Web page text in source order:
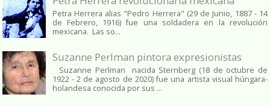
Petra Herrera alias "Pedro Herrera" (29 de Junio, 1887 - 14
de Febrero, 1916) fue una soldadera en la revolución
mexicana. Las so...
Suzanne Perlman pintora expresionistas
Suzanne Perlman nacida Sternberg (18 de octubre de
1922 - 2 de agosto de 2020) fue una artista visual húngara-
holandesa conocida por sus ...